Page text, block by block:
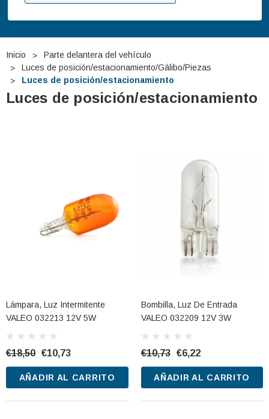
Inicio
Parte delantera del vehículo
Luces de posición/estacionamiento/Gálibo/Piezas
Luces de posición/estacionamiento
Luces de posición/estacionamiento
TB740 12V
Batería De Arranque TUDOR TA1000
AÑADIR AL CARRITO
Lámpara, Luz Intermitente
VALEO 032213 12V 5W
€18,50 €10,73
AÑADIR AL CARRITO
Bombilla, Luz De Entrada
VALEO 032209 12V 3W
€10,73 €6,22
AÑADIR AL CARRITO